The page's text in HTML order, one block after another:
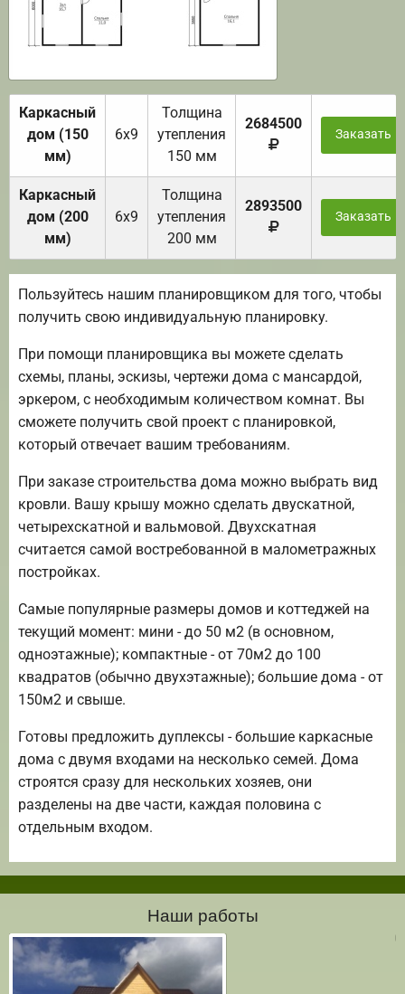
Каркасный
дом (150
мм)
6х9
Толщина
утепления
150 мм
2684500
Заказать
Каркасный
дом (200
мм)
6х9
Толщина
утепления
200 мм
2893500
Заказать
Пользуйтесь нашим планировщиком для того, чтобы
получить свою индивидуальную планировку.
При помощи планировщика вы можете сделать
схемы, планы, эскизы, чертежи дома с мансардой,
эркером, с необходимым количеством комнат. Вы
сможете получить свой проект с планировкой,
который отвечает вашим требованиям.
При заказе строительства дома можно выбрать вид
кровли. Вашу крышу можно сделать двускатной,
четырехскатной и вальмовой. Двухскатная
считается самой востребованной в малометражных
постройках.
Самые популярные размеры домов и коттеджей на
текущий момент: мини - до 50 м2 (в основном,
одноэтажные); компактные - от 70м2 до 100
квадратов (обычно двухэтажные); большие дома - от
150м2 и свыше.
Готовы предложить дуплексы - большие каркасные
дома с двумя входами на несколько семей. Дома
строятся сразу для нескольких хозяев, они
разделены на две части, каждая половина с
отдельным входом.
Наши работы